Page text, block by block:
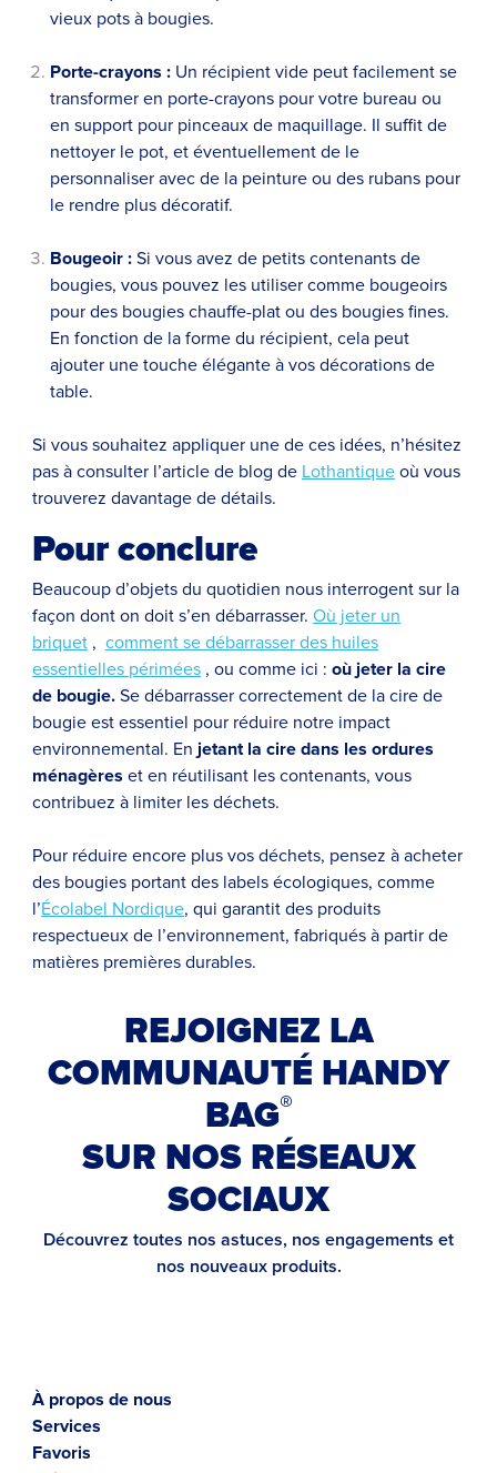
vieux pots à bougies.
Porte-crayons : Un récipient vide peut facilement se
transformer en porte-crayons pour votre bureau ou
en support pour pinceaux de maquillage. Il suffit de
nettoyer le pot, et éventuellement de le
personnaliser avec de la peinture ou des rubans pour
le rendre plus décoratif.
Bougeoir : Si vous avez de petits contenants de
bougies, vous pouvez les utiliser comme bougeoirs
pour des bougies chauffe-plat ou des bougies fines.
En fonction de la forme du récipient, cela peut
ajouter une touche élégante à vos décorations de
table.
Si vous souhaitez appliquer une de ces idées, n’hésitez
pas à consulter l’article de blog de Lothantique où vous
trouverez davantage de détails.
Pour conclure
Beaucoup d’objets du quotidien nous interrogent sur la
façon dont on doit s’en débarrasser. Où jeter un
briquet , comment se débarrasser des huiles
essentielles périmées , ou comme ici : où jeter la cire
de bougie. Se débarrasser correctement de la cire de
bougie est essentiel pour réduire notre impact
environnemental. En jetant la cire dans les ordures
ménagères et en réutilisant les contenants, vous
contribuez à limiter les déchets.
Pour réduire encore plus vos déchets, pensez à acheter
des bougies portant des labels écologiques, comme
l’Écolabel Nordique, qui garantit des produits
respectueux de l’environnement, fabriqués à partir de
matières premières durables.
REJOIGNEZ LA
COMMUNAUTÉ HANDY
BAG®
SUR NOS RÉSEAUX
SOCIAUX
Découvrez toutes nos astuces, nos engagements et
nos nouveaux produits.
À propos de nous
Services
Favoris